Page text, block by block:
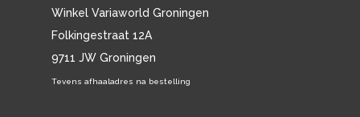
Winkel Variaworld Groningen
Folkingestraat 12A
9711 JW Groningen
Tevens afhaaladres na bestelling